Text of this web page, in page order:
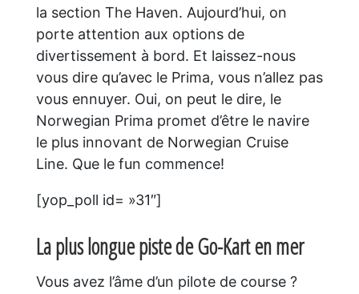
la section The Haven. Aujourd’hui, on
porte attention aux options de
divertissement à bord. Et laissez-nous
vous dire qu’avec le Prima, vous n’allez pas
vous ennuyer. Oui, on peut le dire, le
Norwegian Prima promet d’être le navire
le plus innovant de Norwegian Cruise
Line. Que le fun commence!
[yop_poll id= »31″]
La plus longue piste de Go-Kart en mer
Vous avez l’âme d’un pilote de course ?